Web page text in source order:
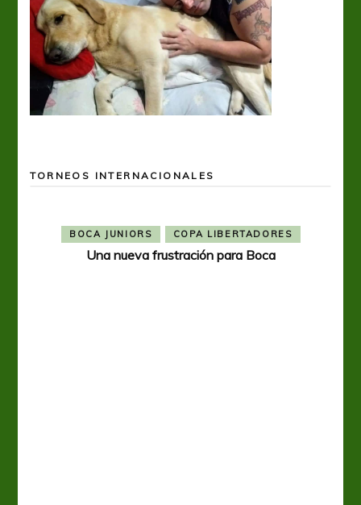
TORNEOS INTERNACIONALES
BOCA JUNIORS COPA LIBERTADORES
Una nueva frustración para Boca